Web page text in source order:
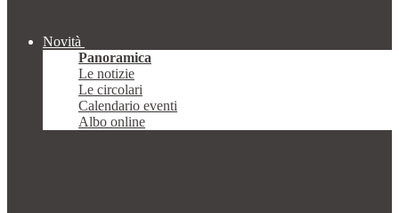
Novità
Panoramica
Le notizie
Le circolari
Calendario eventi
Albo online